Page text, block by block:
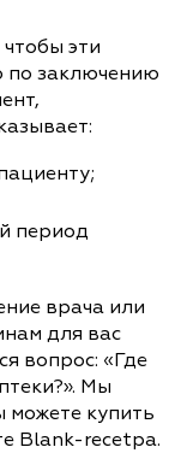
эти
по заключению
период
врача или
для вас
вопрос: «Где
Мы
можете купить
Blank-recetpa.